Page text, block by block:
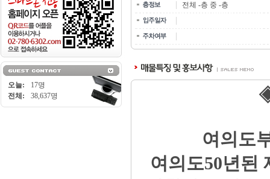
오늘:
17명
전체:
38,637명
전체 -층 중 -층
여의도
여의도50년된